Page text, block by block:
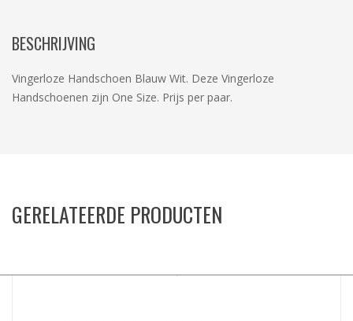
BESCHRIJVING
Vingerloze Handschoen Blauw Wit. Deze Vingerloze
Handschoenen zijn One Size. Prijs per paar.
GERELATEERDE PRODUCTEN